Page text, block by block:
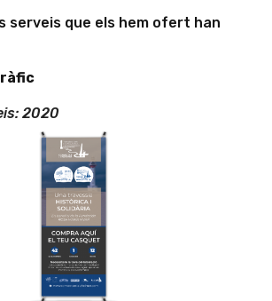
serveis que els hem ofert han
2020